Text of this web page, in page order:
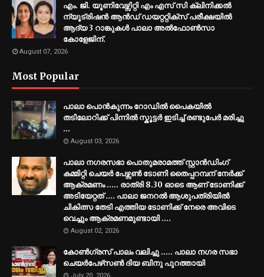
എം. ജി. യൂണിവേഴ്സിറ്റി എം എസ് സി ക്ലിനിക്കൽ
ന്യൂട്രിഷൻ ആൻഡ് ഡയറ്ററ്റിക്സ് പരീക്ഷയിൽ
ആദ്യ 3 റാങ്കുകൾ പാലാ അൽഫോൺസാ
കോളേജിന്.
August 07, 2026
Most Popular
പാലാ പൊൻകുന്നം റോഡിൽ പൈകയിൽ
തടിലോറിക്ക് പിന്നിൽ സ്കൂട്ടർ ഇടിച്ച് രണ്ടുപേർ മരിച്ചു
...
August 03, 2026
പാലാ നഗരസഭാ പൊതുമരാമത്ത് സ്റ്റാൻഡിംഗ്
കമ്മിറ്റി ചെയർ പേഴ്സൺ ടോണി തൈപ്പറമ്പന് നേർക്ക്
ആക്രമണം ..... രാത്രി 8.30 ഓടെ ആണ് ടോണിക്ക്
അടിയേറ്റത് .... പാലാ ജനറൽ ആശുപത്രിയിൽ
ചികിത്സ തേടി എത്തിയ ടോണിക്ക് നേരെ അവിടെ
വെച്ചും ആക്രമണമുണ്ടായി ....
August 02, 2026
കോൺഗ്രസ് പാലം വലിച്ചു ..... പാലാ നഗര സഭാ
ചെയർപേഴ്‌സൺ ദിയ ബിനു പുറത്തായി